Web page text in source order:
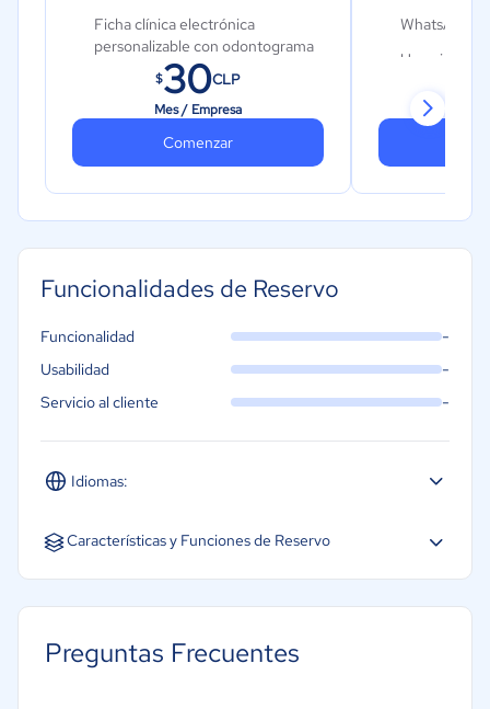
Ficha clínica electrónica
personalizable con odontograma
y ficha facial
Telemedicina certificada por
Fonasa y CENS (Chile)
Control de ventas, boleta de
$30CLP
Mes / Empresa
Comenzar
WhatsApp
Usuarios
Funcionalidades de Reservo
Idiomas:
Español
Funcionalidad -
Usabilidad -
Servicio al cliente -
Características y Funciones de Reservo
Varias ubicaciones
Preguntas Frecuentes